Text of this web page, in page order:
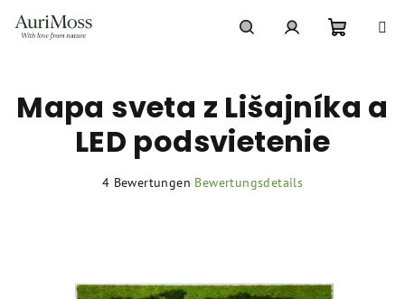
Inhalt
springen
Mapa sveta z Lišajníka a
LED podsvietenie
Die
5
4 Bewertungen Bewertungsdetails